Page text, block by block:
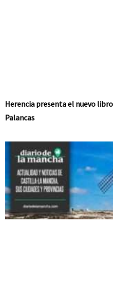
Herencia presenta el nuevo
Palancas